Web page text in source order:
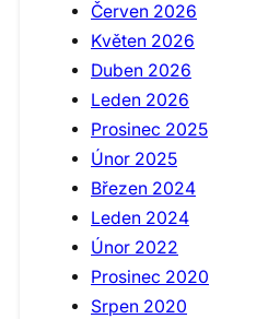
Červen 2026
Květen 2026
Duben 2026
Leden 2026
Prosinec 2025
Únor 2025
Březen 2024
Leden 2024
Únor 2022
Prosinec 2020
Srpen 2020